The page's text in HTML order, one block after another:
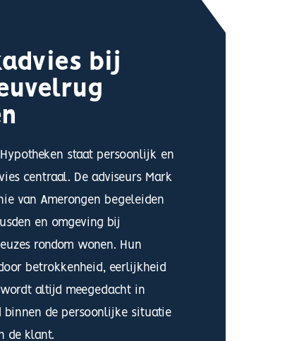
bij
staat persoonlijk en
centraal. De adviseurs Mark
van Amerongen begeleiden
en omgeving bij
rondom wonen. Hun
betrokkenheid, eerlijkheid
altijd meegedacht in
binnen de persoonlijke situatie
de klant.